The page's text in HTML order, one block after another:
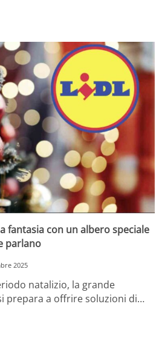
fantasia con un albero speciale
parlano
2025
natalizio, la grande
prepara a offrire soluzioni di…